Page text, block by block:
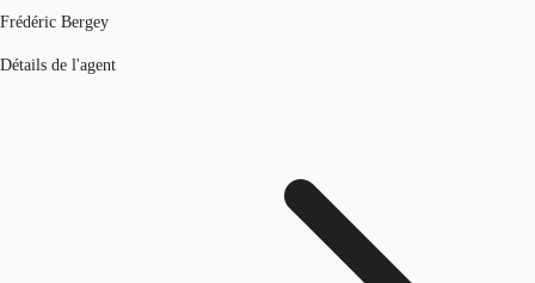
Frédéric Bergey
Détails de l'agent